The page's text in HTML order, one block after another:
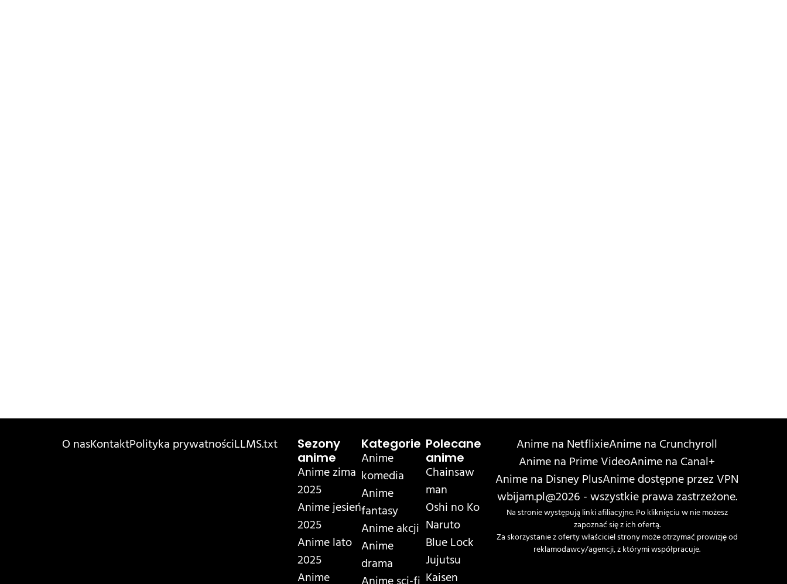
O nasKontaktPolityka prywatnościLLMS.txt
Sezony
anime
Anime zima
2025
Anime jesień
2025
Anime lato
2025
Anime
Kategorie
Anime
komedia
Anime
fantasy
Anime akcji
Anime
drama
Polecane
anime
Chainsaw
man
Oshi no Ko
Naruto
Blue Lock
Jujutsu
Kaisen
Anime na NetflixieAnime na Crunchyroll
Anime na Prime VideoAnime na Canal+
Anime na Disney PlusAnime dostępne przez VPN
wbijam.pl@2026 - wszystkie prawa zastrzeżone.
Na stronie występują linki afiliacyjne. Po kliknięciu w nie możesz
zapoznać się z ich ofertą.
Za skorzystanie z oferty właściciel strony może otrzymać prowizję od
reklamodawcy/agencji, z którymi współpracuje.